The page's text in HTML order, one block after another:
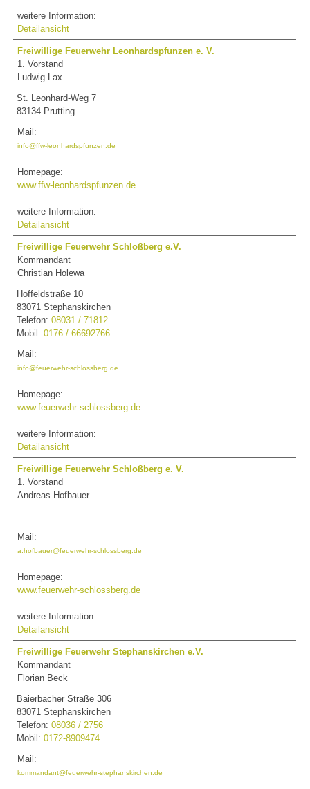
weitere Information:
Detailansicht
Freiwillige Feuerwehr Leonhardspfunzen e. V.
1. Vorstand
Ludwig Lax
St. Leonhard-Weg 7
83134 Prutting
Mail:
info@ffw-leonhardspfunzen.de
Homepage:
www.ffw-leonhardspfunzen.de
weitere Information:
Detailansicht
Freiwillige Feuerwehr Schloßberg e.V.
Kommandant
Christian Holewa
Hoffeldstraße 10
83071 Stephanskirchen
Telefon:08031 / 71812
Mobil:0176 / 66692766
Mail:
info@feuerwehr-schlossberg.de
Homepage:
www.feuerwehr-schlossberg.de
weitere Information:
Detailansicht
Freiwillige Feuerwehr Schloßberg e. V.
1. Vorstand
Andreas Hofbauer
Mail:
a.hofbauer@feuerwehr-schlossberg.de
Homepage:
www.feuerwehr-schlossberg.de
weitere Information:
Detailansicht
Freiwillige Feuerwehr Stephanskirchen e.V.
Kommandant
Florian Beck
Baierbacher Straße 306
83071 Stephanskirchen
Telefon:08036 / 2756
Mobil:0172-8909474
Mail:
kommandant@feuerwehr-stephanskirchen.de